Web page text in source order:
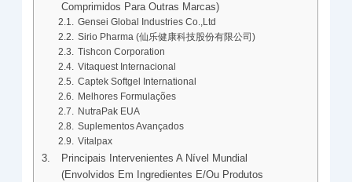
Comprimidos Para Outras Marcas)
Gensei Global Industries Co.,Ltd
Sirio Pharma (仙乐健康科技股份有限公司)
Tishcon Corporation
Vitaquest Internacional
Captek Softgel International
Melhores Formulações
NutraPak EUA
Suplementos Avançados
Vitalpax
Principais Intervenientes A Nível Mundial
(envolvidos Em Ingredientes E/ou Produtos